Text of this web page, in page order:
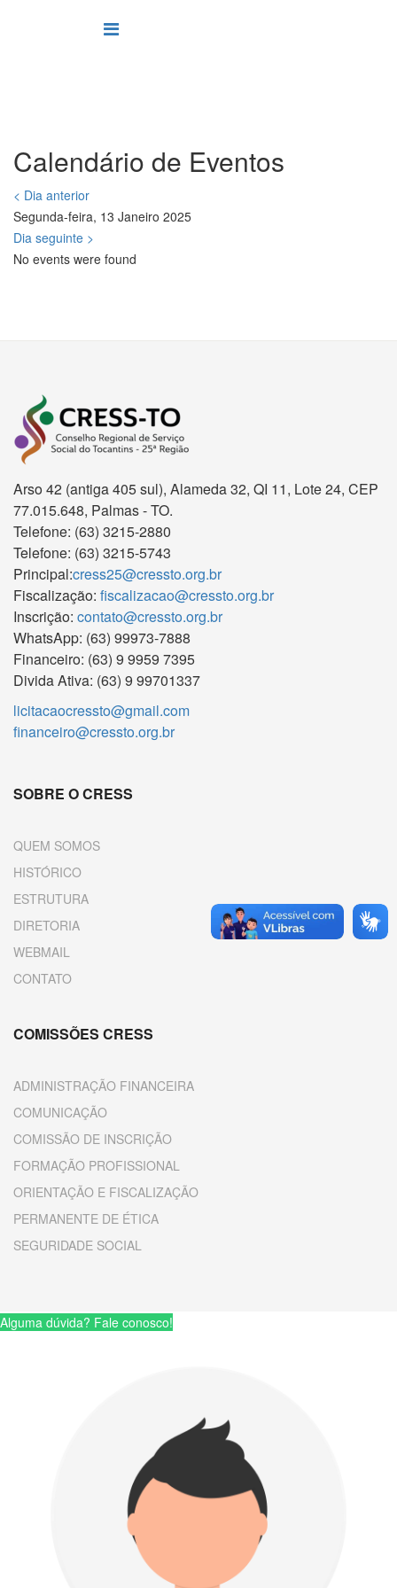
Calendário de Eventos
< Dia anterior
Segunda-feira, 13 Janeiro 2025
Dia seguinte >
No events were found
Arso 42 (antiga 405 sul), Alameda 32, QI 11, Lote 24, CEP
77.015.648, Palmas - TO.
Telefone: (63) 3215-2880
Telefone: (63) 3215-5743
Principal:cress25@cressto.org.br
Fiscalização: fiscalizacao@cressto.org.br
Inscrição: contato@cressto.org.br
WhatsApp: (63) 99973-7888
Financeiro: (63) 9 9959 7395
Divida Ativa: (63) 9 99701337
licitacaocressto@gmail.com
financeiro@cressto.org.br
SOBRE O CRESS
QUEM SOMOS
HISTÓRICO
ESTRUTURA
DIRETORIA
WEBMAIL
CONTATO
COMISSÕES CRESS
ADMINISTRAÇÃO FINANCEIRA
COMUNICAÇÃO
COMISSÃO DE INSCRIÇÃO
FORMAÇÃO PROFISSIONAL
ORIENTAÇÃO E FISCALIZAÇÃO
PERMANENTE DE ÉTICA
SEGURIDADE SOCIAL
Alguma dúvida? Fale conosco!